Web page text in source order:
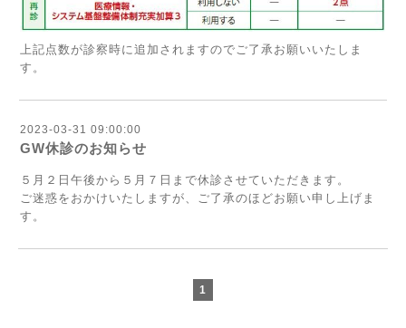
上記点数が診察時に追加されますのでご了承お願いいたしま
す。
2023-03-31 09:00:00
GW休診のお知らせ
５月２日午後から５月７日まで休診させていただきます。
ご迷惑をおかけいたしますが、ご了承のほどお願い申し上げま
す。
1